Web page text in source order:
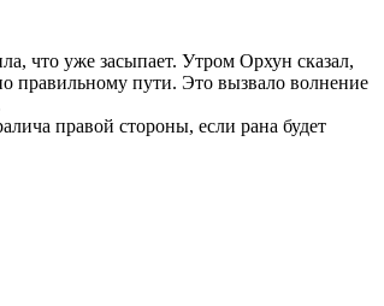
что уже засыпает. Утром Орхун сказал,
правильному пути. Это вызвало волнение
правой стороны, если рана будет